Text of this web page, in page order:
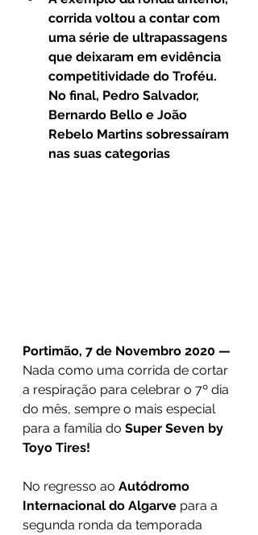
corrida voltou a contar com
uma série de ultrapassagens
que deixaram em evidência
competitividade do Troféu.
No final, Pedro Salvador,
Bernardo Bello e João
Rebelo Martins sobressaíram
nas suas categorias
Portimão, 7 de Novembro 2020 —
Nada como uma corrida de cortar
a respiração para celebrar o 7º dia
do mês, sempre o mais especial
para a família do Super Seven by
Toyo Tires!
No regresso ao Autódromo
Internacional do Algarve para a
segunda ronda da temporada